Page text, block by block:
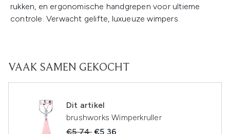
rukken, en ergonomische handgrepen voor ultieme
controle. Verwacht gelifte, luxueuze wimpers.
VAAK SAMEN GEKOCHT
Dit artikel
brushworks Wimperkruller
Recommended Retail Price:
€5,74Huidige prijs:
€5,36